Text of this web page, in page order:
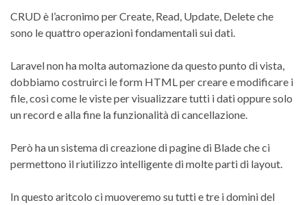
CRUD è l’acronimo per Create, Read, Update, Delete che
sono le quattro operazioni fondamentali sui dati.
Laravel non ha molta automazione da questo punto di vista,
dobbiamo costruirci le form HTML per creare e modificare i
file, così come le viste per visualizzare tutti i dati oppure solo
un record e alla fine la funzionalità di cancellazione.
Però ha un sistema di creazione di pagine di Blade che ci
permettono il riutilizzo intelligente di molte parti di layout.
In questo aritcolo ci muoveremo su tutti e tre i domini del